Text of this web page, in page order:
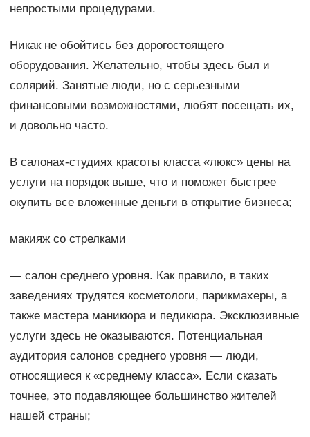
непростыми процедурами.
Никак не обойтись без дорогостоящего
оборудования. Желательно, чтобы здесь был и
солярий. Занятые люди, но с серьезными
финансовыми возможностями, любят посещать их,
и довольно часто.
В салонах-студиях красоты класса «люкс» цены на
услуги на порядок выше, что и поможет быстрее
окупить все вложенные деньги в открытие бизнеса;
макияж со стрелками
— салон среднего уровня. Как правило, в таких
заведениях трудятся косметологи, парикмахеры, а
также мастера маникюра и педикюра. Эксклюзивные
услуги здесь не оказываются. Потенциальная
аудитория салонов среднего уровня — люди,
относящиеся к «среднему класса». Если сказать
точнее, это подавляющее большинство жителей
нашей страны;